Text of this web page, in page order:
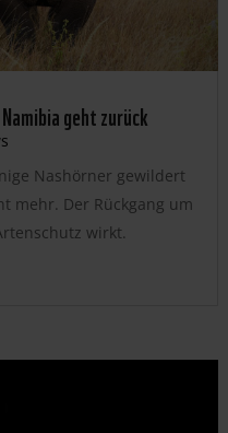
geht zurück
Nashörner gewildert
mehr. Der Rückgang um
wirkt.